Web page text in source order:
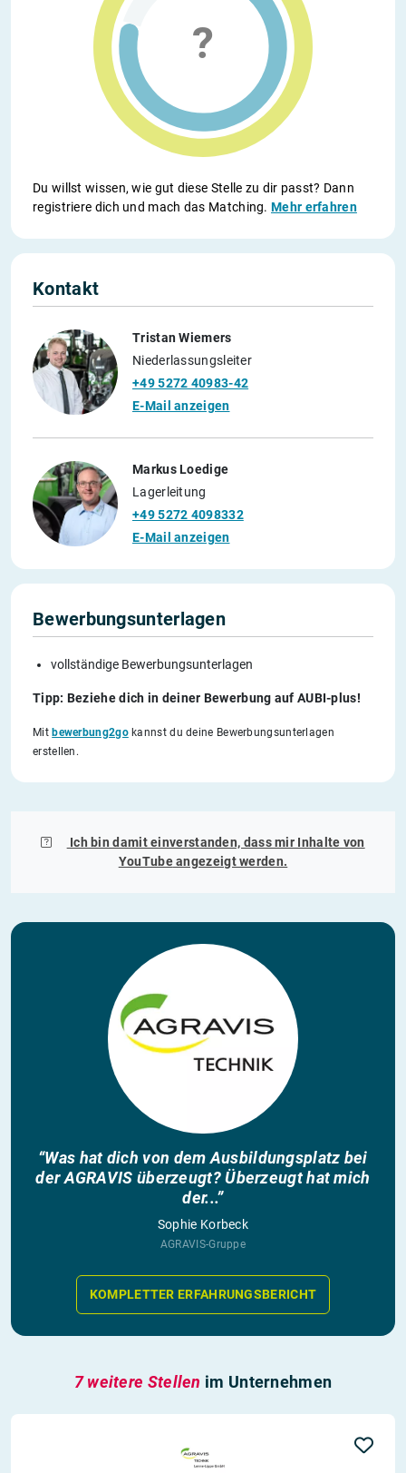
Du willst wissen, wie gut diese Stelle zu dir passt? Dann
registriere dich und mach das Matching.Mehr erfahren
Kontakt
Tristan Wiemers
Niederlassungsleiter
+49 5272 40983-42
E-Mail anzeigen
Markus Loedige
Lagerleitung
+49 5272 4098332
E-Mail anzeigen
Bewerbungsunterlagen
vollständige Bewerbungsunterlagen
Tipp: Beziehe dich in deiner Bewerbung auf AUBI-plus!
Mitbewerbung2gokannst du deine Bewerbungsunterlagen
erstellen.
Ich bin damit einverstanden, dass mir Inhalte von
YouTubeangezeigt werden.
“Was hat dich von dem Ausbildungsplatz bei
der AGRAVIS überzeugt? Überzeugt hat mich
der...”
Sophie Korbeck
AGRAVIS-Gruppe
KOMPLETTER ERFAHRUNGSBERICHT
7 weitere Stellen im Unternehmen